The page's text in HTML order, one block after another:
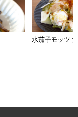
水茄子モッツァ